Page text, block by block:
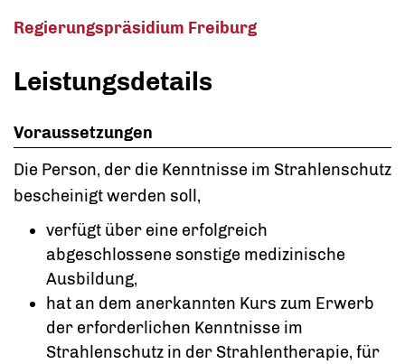
Regierungspräsidium Freiburg
Leistungsdetails
Voraussetzungen
Die Person, der die Kenntnisse im Strahlenschutz
bescheinigt werden soll,
verfügt über eine erfolgreich
abgeschlossene sonstige medizinische
Ausbildung,
hat an dem anerkannten Kurs zum Erwerb
der erforderlichen Kenntnisse im
Strahlenschutz in der Strahlentherapie, für